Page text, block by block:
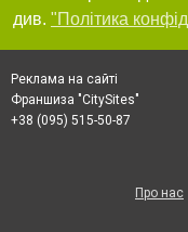
див. "Політика
Реклама на сайті
Франшиза "CitySites"
+38 (095) 515-50-87
Про нас